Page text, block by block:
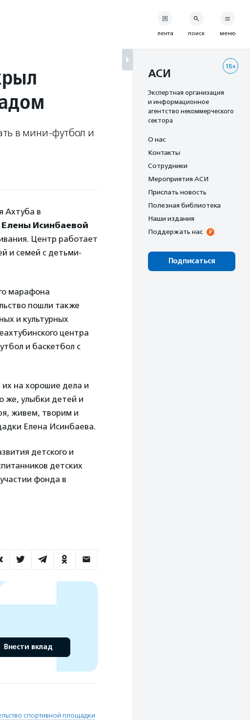
в мини-футбол и
Ахтуба в
Елены Исинбаевой
Центр работает
и семей с детьми-
марафона
пошли также
и культурных
центра
и баскетбол с
на хорошие дела и
же, улыбки детей и
живем, творим и
Елена Исинбаева.
детского и
детских
фонда в
Внести вклад
спортивной площадки
лента поиск меню
18+
АСИ
Экспертная организация
и информационное
агентство некоммерческого
сектора
О нас
Контакты
Сотрудники
Мероприятия АСИ
Прислать новость
Полезная библиотека
Наши издания
Поддержать нас
Подписаться